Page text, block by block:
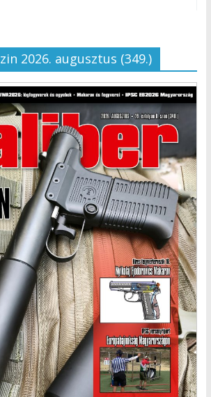
2026. augusztus (349.)